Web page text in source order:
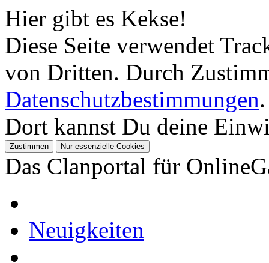
Hier gibt es Kekse!
Diese Seite verwendet
von Dritten. Durch
Datenschutzbestimmungen.
Dort kannst Du deine
Das Clanportal für
Neuigkeiten